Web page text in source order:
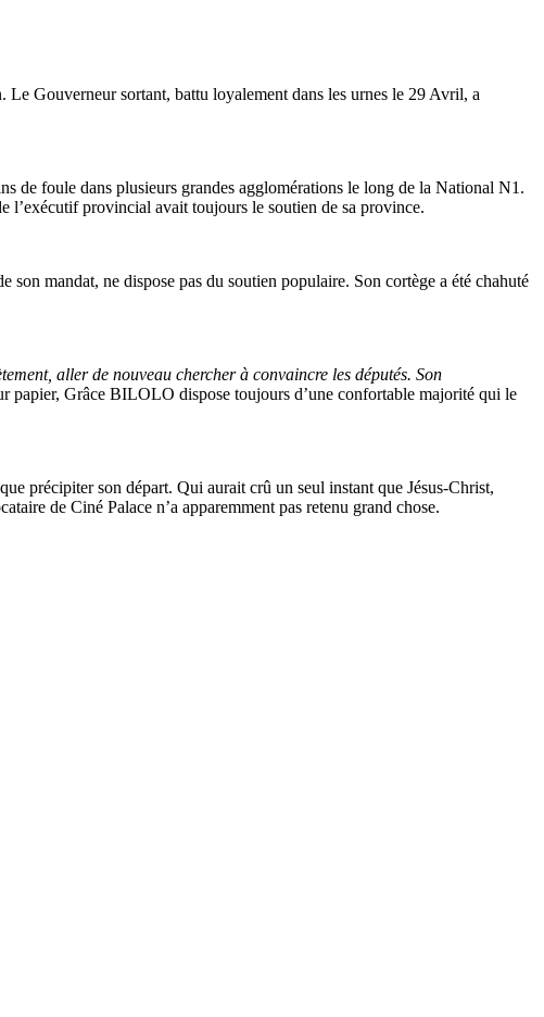
Gouverneur sortant, battu loyalement dans les urnes le 29 Avril, a
de foule dans plusieurs grandes agglomérations le long de la National N1.
l’exécutif provincial avait toujours le soutien de sa province.
mandat, ne dispose pas du soutien populaire. Son cortège a été chahuté
aller de nouveau chercher à convaincre les députés. Son
papier, Grâce BILOLO dispose toujours d’une confortable majorité qui le
précipiter son départ. Qui aurait crû un seul instant que Jésus-Christ,
de Ciné Palace n’a apparemment pas retenu grand chose.